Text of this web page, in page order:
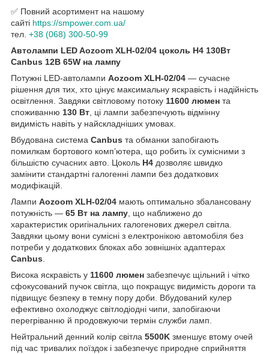
✅ Повний асортимент на нашому
сайті https://smpower.com.ua/
тел. +38 (068) 300-50-99
Автолампи LED Aozoom XLH-02/04 цоколь H4 130Вт
Canbus 12В 65W на лампу
Потужні LED-автолампи Aozoom XLH-02/04 — сучасне
рішення для тих, хто цінує максимальну яскравість і надійність
освітлення. Завдяки світловому потоку 11600 люмен та
споживанню 130 Вт, ці лампи забезпечують відмінну
видимість навіть у найскладніших умовах.
Вбудована система Canbus та обманки запобігають
помилкам бортового комп’ютера, що робить їх сумісними з
більшістю сучасних авто. Цоколь H4 дозволяє швидко
замінити стандартні галогенні лампи без додаткових
модифікацій.
Лампи Aozoom XLH-02/04 мають оптимально збалансовану
потужність — 65 Вт на лампу, що наближено до
характеристик оригінальних галогенових джерел світла.
Завдяки цьому вони сумісні з електронікою автомобіля без
потреби у додаткових блоках або зовнішніх адаптерах
Canbus.
Висока яскравість у 11600 люмен забезпечує щільний і чітко
сфокусований пучок світла, що покращує видимість дороги та
підвищує безпеку в темну пору доби. Вбудований кулер
ефективно охолоджує світлодіодні чипи, запобігаючи
перегріванню й продовжуючи термін служби ламп.
Нейтральний денний колір світла 5500K зменшує втому очей
під час тривалих поїздок і забезпечує природне сприйняття